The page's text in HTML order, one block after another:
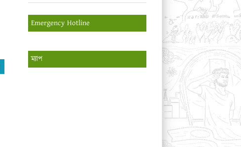
Emergency Hotline
ম্যাপ